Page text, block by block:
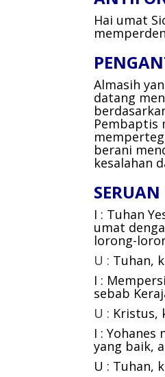
Hai umat
Almasih
datang
Pembaptis
berani
kesalahan
I : Tuhan
umat
lorong-
U : Tuhan,
I :
sebab
U : Kristus,
I :
yang baik,
U : Tuhan,